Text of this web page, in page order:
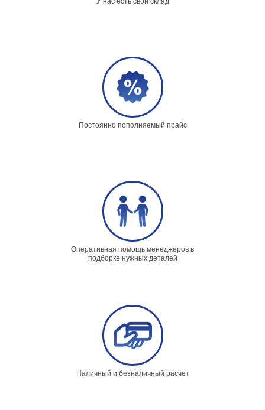
Постоянно пополняемый прайс
Оперативная помощь менеджеров в
подборке нужных деталей
Наличный и безналичный расчет